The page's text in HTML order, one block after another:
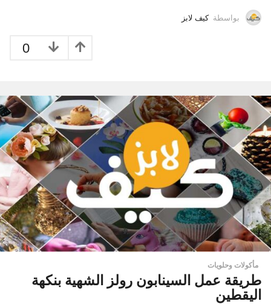
بواسطة كيف لابز
0
مأكولات وحلويات
طريقة عمل السينابون رولز الشهية بنكهة
اليقطين